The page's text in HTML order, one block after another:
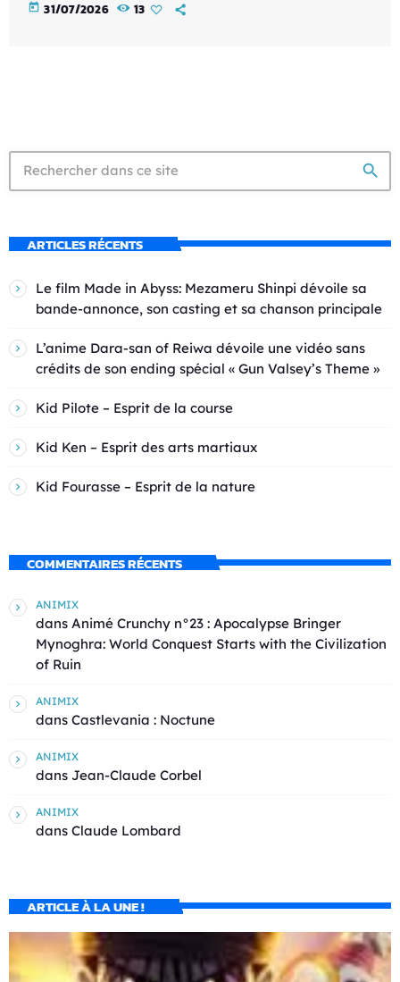
today 31/07/2026 13
search
ARTICLES RÉCENTS
Le film Made in Abyss: Mezameru Shinpi dévoile sa
bande-annonce, son casting et sa chanson principale
L’anime Dara-san of Reiwa dévoile une vidéo sans
crédits de son ending spécial « Gun Valsey’s Theme »
Kid Pilote – Esprit de la course
Kid Ken – Esprit des arts martiaux
Kid Fourasse – Esprit de la nature
COMMENTAIRES RÉCENTS
ANIMIX
dans Animé Crunchy n°23 : Apocalypse Bringer
Mynoghra: World Conquest Starts with the Civilization
of Ruin
ANIMIX
dans Castlevania : Noctune
ANIMIX
dans Jean-Claude Corbel
ANIMIX
dans Claude Lombard
ARTICLE À LA UNE !